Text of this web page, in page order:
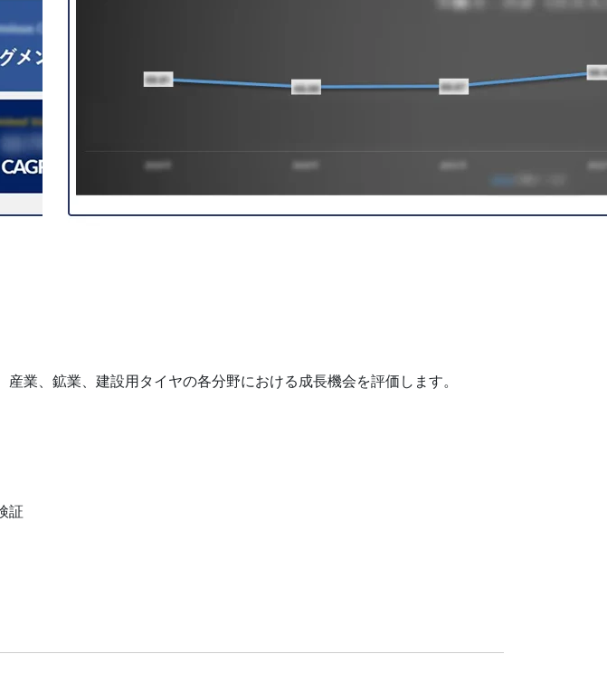
業、鉱業、建設用タイヤの各分野における成長機会を評価します。
証